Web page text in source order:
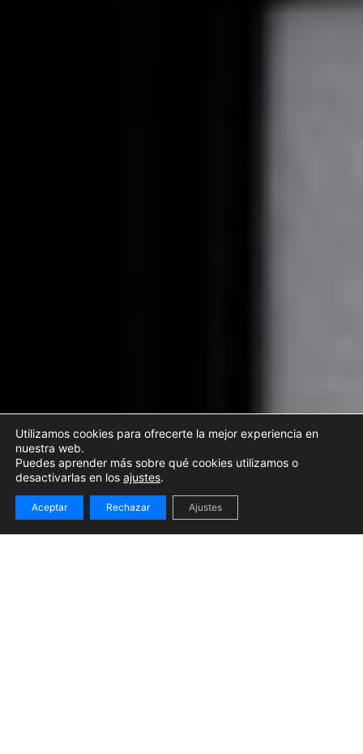
Utilizamos cookies para ofrecerte la mejor experiencia en
nuestra web.
Puedes aprender más sobre qué cookies utilizamos o
desactivarlas en los ajustes.
Aceptar Rechazar Ajustes